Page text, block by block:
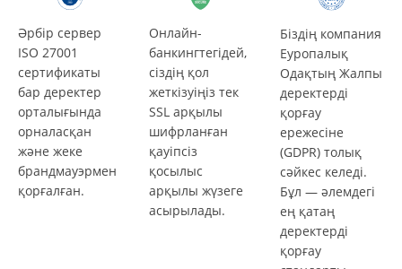
Әрбір сервер
ISO 27001
сертификаты
бар деректер
орталығында
орналасқан
және жеке
брандмауэрмен
қорғалған.
Онлайн-
банкингтегідей,
сіздің қол
жеткізуіңіз тек
SSL арқылы
шифрланған
қауіпсіз
қосылыс
арқылы жүзеге
асырылады.
Біздің компания
Еуропалық
Одақтың Жалпы
деректерді
қорғау
ережесіне
(GDPR) толық
сәйкес келеді.
Бұл — әлемдегі
ең қатаң
деректерді
қорғау